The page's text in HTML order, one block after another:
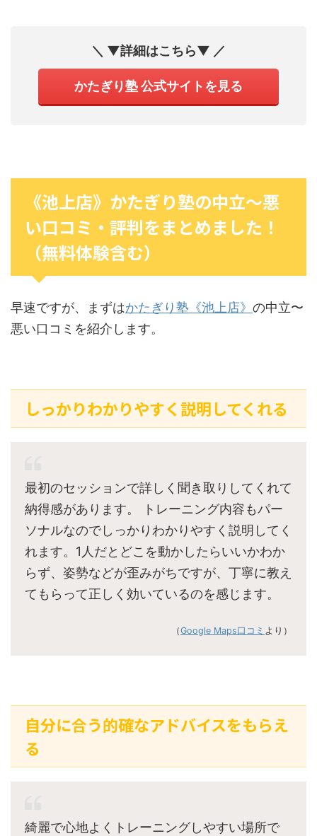
＼ ▼詳細はこちら▼ ／
かたぎり塾 公式サイトを見る
《池上店》かたぎり塾の中立〜悪
い口コミ・評判をまとめました！
（無料体験含む）
早速ですが、まずはかたぎり塾《池上店》 の中立〜
悪い口コミを紹介します。
しっかりわかりやすく説明してくれる
最初のセッションで詳しく聞き取りしてくれて
納得感があります。 トレーニング内容もパー
ソナルなのでしっかりわかりやすく説明してく
れます。1人だとどこを動かしたらいいかわか
らず、姿勢などが歪みがちですが、丁寧に教え
てもらって正しく効いているのを感じます。
（Google Maps口コミ より）
自分に合う的確なアドバイスをもらえ
る
綺麗で心地よくトレーニングしやすい場所で